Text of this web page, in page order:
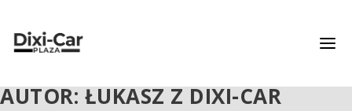
AUTOR:ŁUKASZ Z DIXI-CAR